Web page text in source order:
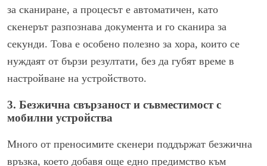
за сканиране, а процесът е автоматичен, като
скенерът разпознава документа и го сканира за
секунди. Това е особено полезно за хора, които се
нуждаят от бързи резултати, без да губят време в
настройване на устройството.
3. Безжична свързаност и съвместимост с
мобилни устройства
Много от преносимите скенери поддържат безжична
връзка, което добавя още едно предимство към